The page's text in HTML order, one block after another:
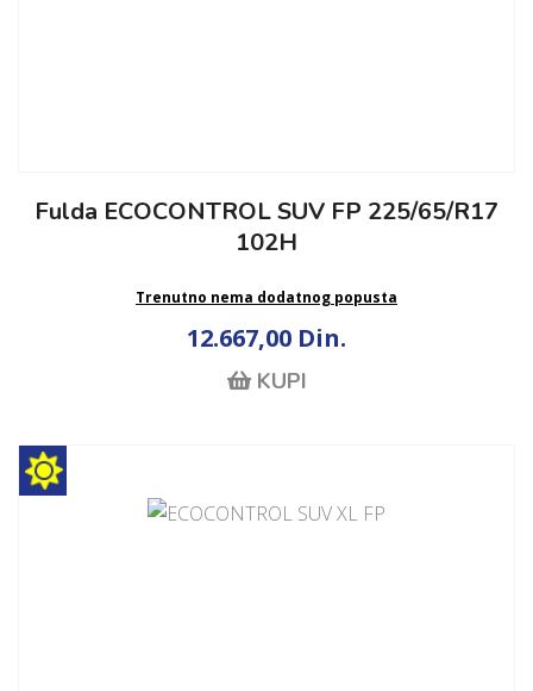
Fulda ECOCONTROL SUV FP 225/65/R17
102H
Trenutno nema dodatnog popusta
12.667,00 Din.
KUPI